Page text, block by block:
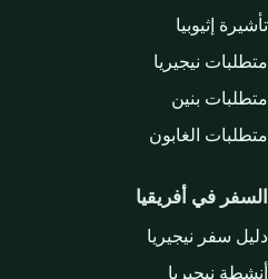
تأشيرة إثيوبيا
متطلبات نيجيريا
متطلبات بنين
متطلبات الغابون
السفر في أفريقيا
دليل سفر نيجيريا
أنشطة نيجيريا